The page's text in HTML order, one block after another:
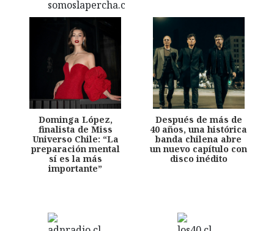
Dominga López,
finalista de Miss
Universo Chile: “La
preparación mental
sí es la más
importante”
Después de más de
40 años, una histórica
banda chilena abre
un nuevo capítulo con
disco inédito